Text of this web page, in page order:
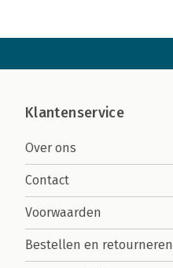
Klantenservice
Over ons
Contact
Voorwaarden
Bestellen en retourneren